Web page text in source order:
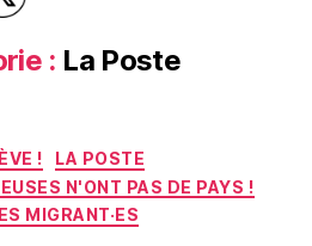
: La Poste
Catégories
!
LA POSTE
N'ONT PAS DE PAYS !
MIGRANT·ES